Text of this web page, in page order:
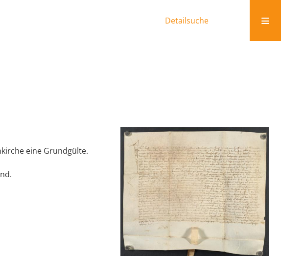
Detailsuche
eine Grundgülte.